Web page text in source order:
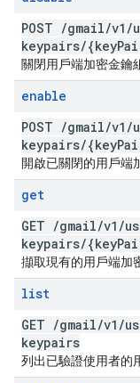
POST /gmail/v1 /
keypairs/{key
關閉用戶端加密金鑰
enable
POST /gmail/v1 /
keypairs/{key
開啟已關閉的用戶端
get
GET /gmail/v1 /
keypairs/{key
擷取現有的用戶端加
list
GET /gmail/v1 /
keypairs
列出已驗證使用者的